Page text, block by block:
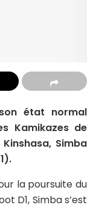
état normal
Kamikazes de
Simba
la poursuite du
D1, Simba s’est